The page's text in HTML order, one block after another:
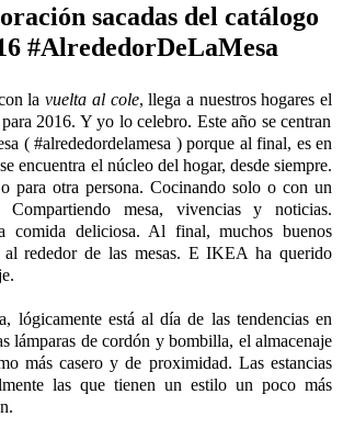
sacadas del catálogo
#AlrededorDeLaMesa
lavuelta al cole, llega a nuestros hogares el
para 2016. Y yo lo celebro. Este año se centran
( #alrededordelamesa ) porque al final, es en
encuentra el núcleo del hogar, desde siempre.
para otra persona. Cocinando solo o con un
mesa, vivencias y noticias.
comida deliciosa. Al final, muchos buenos
al rededor de las mesas. E IKEA ha querido
lógicamente está al día de las tendencias en
lámparas de cordón y bombilla, el almacenaje
más casero y de proximidad. Las estancias
las que tienen un estilo un poco más